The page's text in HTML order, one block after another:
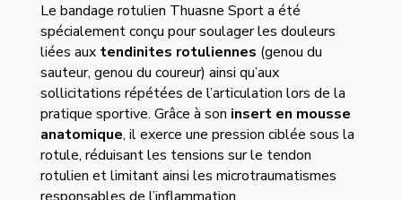
Le bandage rotulien Thuasne Sport a été
spécialement conçu pour soulager les douleurs
liées aux tendinites rotuliennes (genou du
sauteur, genou du coureur) ainsi qu’aux
sollicitations répétées de l’articulation lors de la
pratique sportive. Grâce à son insert en mousse
anatomique, il exerce une pression ciblée sous la
rotule, réduisant les tensions sur le tendon
rotulien et limitant ainsi les microtraumatismes